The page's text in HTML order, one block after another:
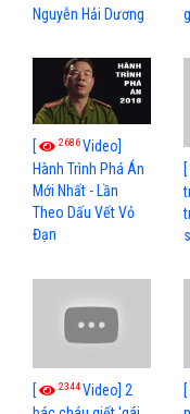
Nguyễn Hải Dương
[ 2686Video]
Hành Trình Phá Án
Mới Nhất - Lần
Theo Dấu Vết Vỏ
Đạn
[
[ 2344Video] 2
[